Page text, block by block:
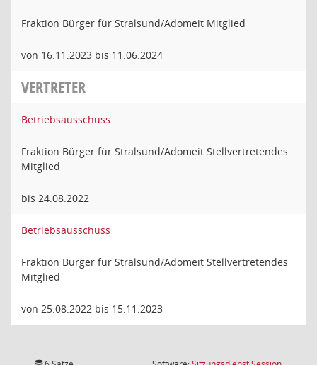
Fraktion Bürger für Stralsund/Adomeit Mitglied
von 16.11.2023 bis 11.06.2024
VERTRETER
Betriebsausschuss
Fraktion Bürger für Stralsund/Adomeit Stellvertretendes
Mitglied
bis 24.08.2022
Betriebsausschuss
Fraktion Bürger für Stralsund/Adomeit Stellvertretendes
Mitglied
von 25.08.2022 bis 15.11.2023